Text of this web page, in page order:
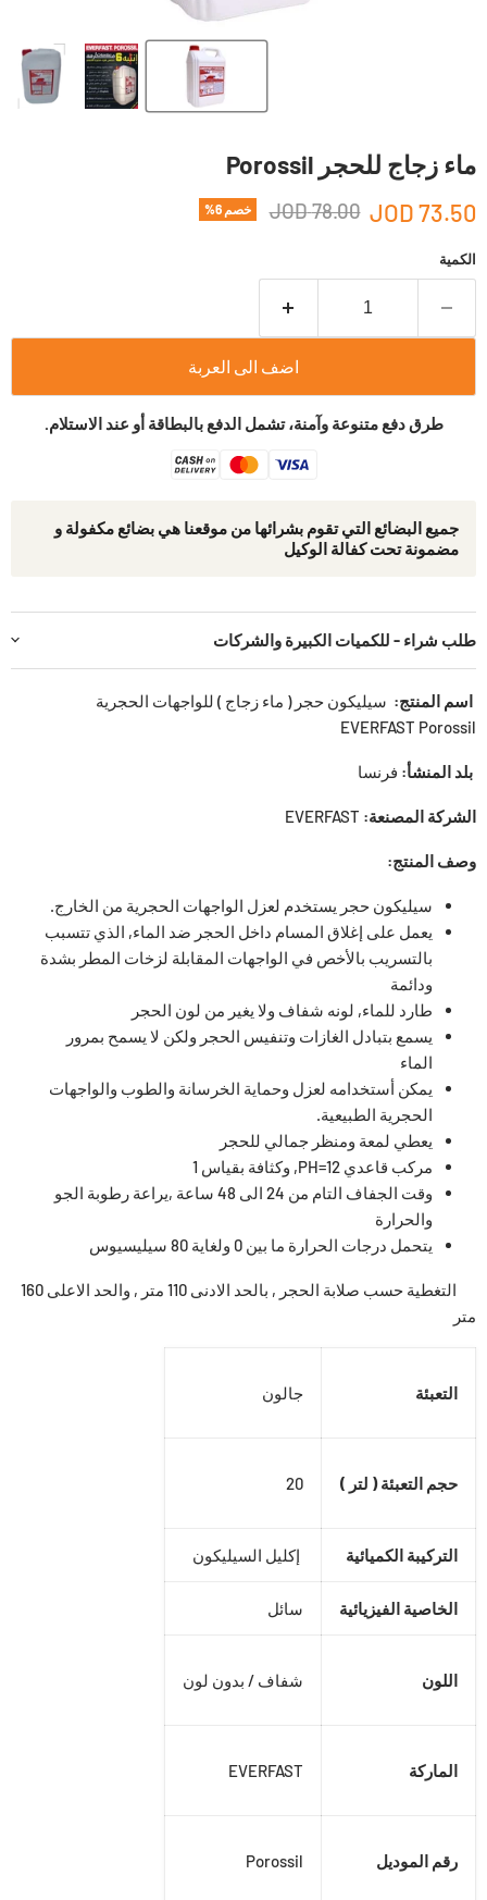
ماء زجاج للحجر Porossil
78.00 JOD 73.50 JOD خصم 6
%
الكمية
اضف الى العربة
طرق دفع متنوعة وآمنة، تشمل الدفع بالبطاقة أو عند الاستلام.
جمیع البضائع التي تقوم بشرائھا من موقعنا ھي بضائع مكفولة و
مضمونة تحت كفالة الوكيل
طلب شراء - للكميات الكبيرة والشركات
اسم المنتج: سيليكون حجر ( ماء زجاج ) للواجهات الحجرية
EVERFAST Porossil
بلد المنشأ: فرنسا
الشركة المصنعة:
وصف المنتج:
سيليكون حجر يستخدم لعزل الواجهات الحجرية من الخارج.
يعمل على إغلاق المسام داخل الحجر ضد الماء, الذي تتسبب
بالتسريب بالأخص في الواجهات المقابلة لزخات المطر بشدة
ودائمة
طارد للماء, لونه شفاف ولا يغير من لون الحجر
يسمع بتبادل الغازات وتنفيس الحجر ولكن لا يسمح بمرور
الماء
يمكن أستخدامه لعزل وحماية الخرسانة والطوب والواجهات
الحجرية الطبيعية.
يعطي لمعة ومنظر جمالي للحجر
مركب قاعدي PH=12, وكثافة بقياس 1
وقت الجفاف التام من 24 الى 48 ساعة ,يراعة رطوبة الجو
والحرارة
يتحمل درجات الحرارة ما بين 0 ولغاية 80 سيليسيوس
التغطية حسب صلابة الحجر , بالحد الادنى 110 متر , والحد الاعلى 160
متر
التعبئة جالون
حجم التعبئة ( لتر ) 20
التركيبة الكميائية إكليل السيليكون
الخاصية الفيزيائية سائل
اللون شفاف / بدون لون
الماركة EVERFAST
رقم الموديل Porossil